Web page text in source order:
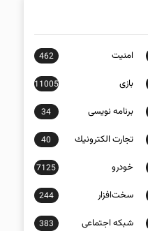
امنيت 462
بازی 11005
برنامه نويسی 34
تجارت الكترونيك 40
خودرو 7125
سخت‌افزار 244
شبكه اجتماعی 383